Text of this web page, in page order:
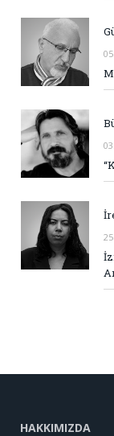
HAKKIMIZDA